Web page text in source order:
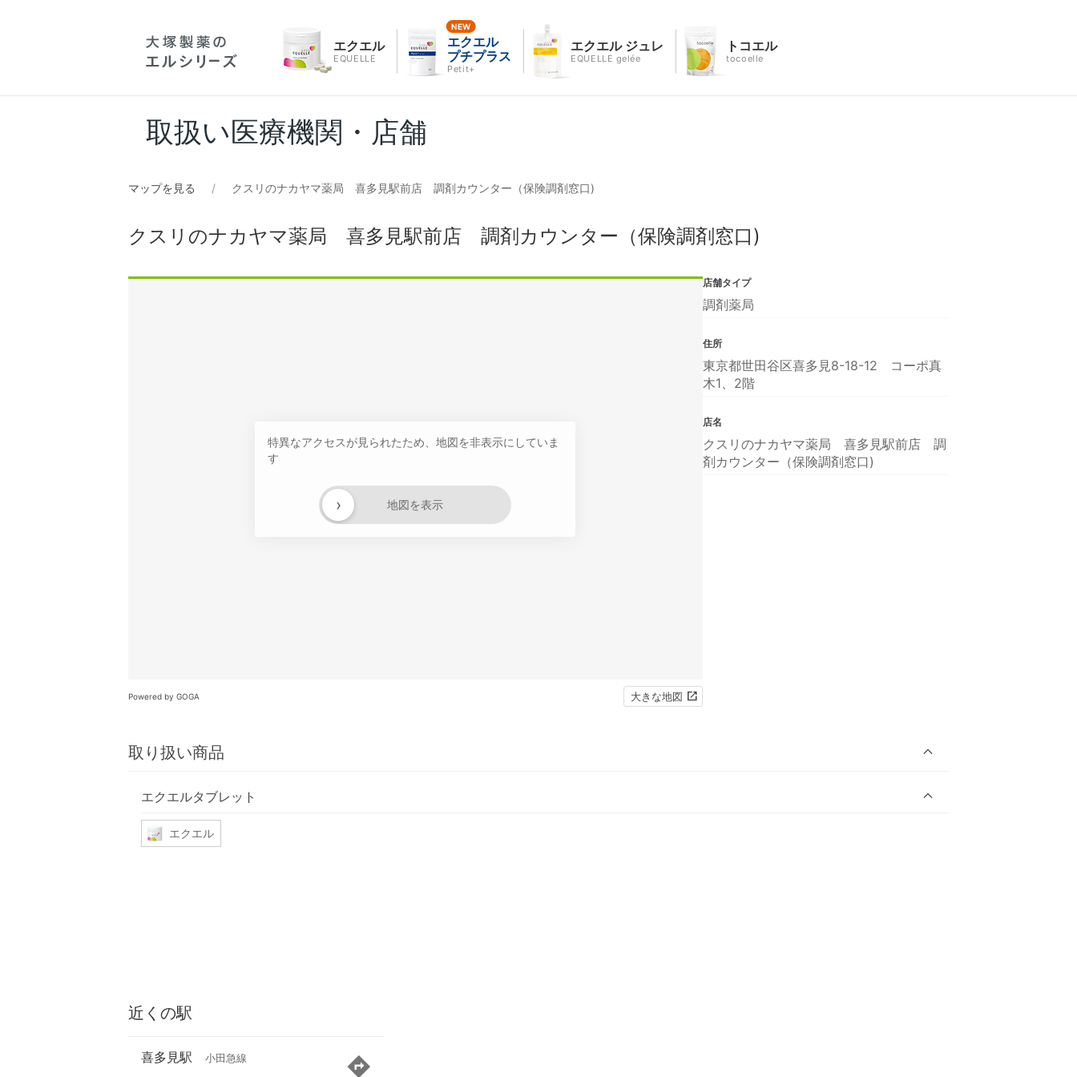
エクエル
EQUELLE
エクエル
プチプラス
Petit+
エクエル ジュレ
EQUELLE gelée
トコエル
tocoelle
取扱い医療機関・店舗
マップを見る クスリのナカヤマ薬局 喜多見駅前店 調剤カウンター（保険調剤窓口)
クスリのナカヤマ薬局 喜多見駅前店 調剤カウンター（保険調剤窓口)
特異なアクセスが見られたため、地図を非表示にしていま
す
地図を表示
›
Powered by GOGA 大きな地図
取り扱い商品
エクエルタブレット
エクエル
店舗タイプ
調剤薬局
住所
東京都世田谷区喜多見8-18-12 コーポ真
木1、2階
店名
クスリのナカヤマ薬局 喜多見駅前店 調
剤カウンター（保険調剤窓口)
近くの駅
喜多見駅 小田急線